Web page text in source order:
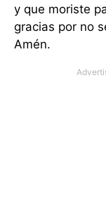
y que moriste
gracias por no
Amén.